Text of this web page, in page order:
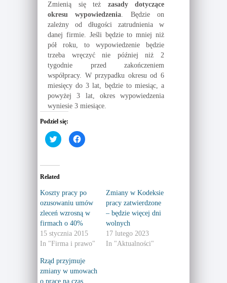
Zmienią się też zasady dotyczące
okresu wypowiedzenia. Będzie on
zależny od długości zatrudnienia w
danej firmie. Jeśli będzie to mniej niż
pół roku, to wypowiedzenie będzie
trzeba wręczyć nie później niż 2
tygodnie przed zakończeniem
współpracy. W przypadku okresu od 6
miesięcy do 3 lat, będzie to miesiąc, a
powyżej 3 lat, okres wypowiedzenia
wyniesie 3 miesiące.
Podziel się:
C
l
t
o
s
a
r
e
o
n
T
i
t
t
r
(
O
p
C
l
a
e
o
n
F
a
c
e
b
o
k
(
Related
Koszty pracy po
ozusowaniu umów
zleceń wzrosną w
firmach o 40%
15 stycznia 2015
In "Firma i prawo"
Zmiany w Kodeksie
pracy zatwierdzone
– będzie więcej dni
wolnych
17 lutego 2023
In "Aktualności"
Rząd przyjmuje
zmiany w umowach
o pracę na czas